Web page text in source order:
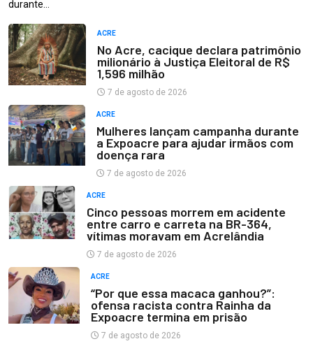
durante…
ACRE
No Acre, cacique declara patrimônio
milionário à Justiça Eleitoral de R$
1,596 milhão
7 de agosto de 2026
ACRE
Mulheres lançam campanha durante
a Expoacre para ajudar irmãos com
doença rara
7 de agosto de 2026
ACRE
Cinco pessoas morrem em acidente
entre carro e carreta na BR-364,
vítimas moravam em Acrelândia
7 de agosto de 2026
ACRE
“Por que essa macaca ganhou?”:
ofensa racista contra Rainha da
Expoacre termina em prisão
7 de agosto de 2026